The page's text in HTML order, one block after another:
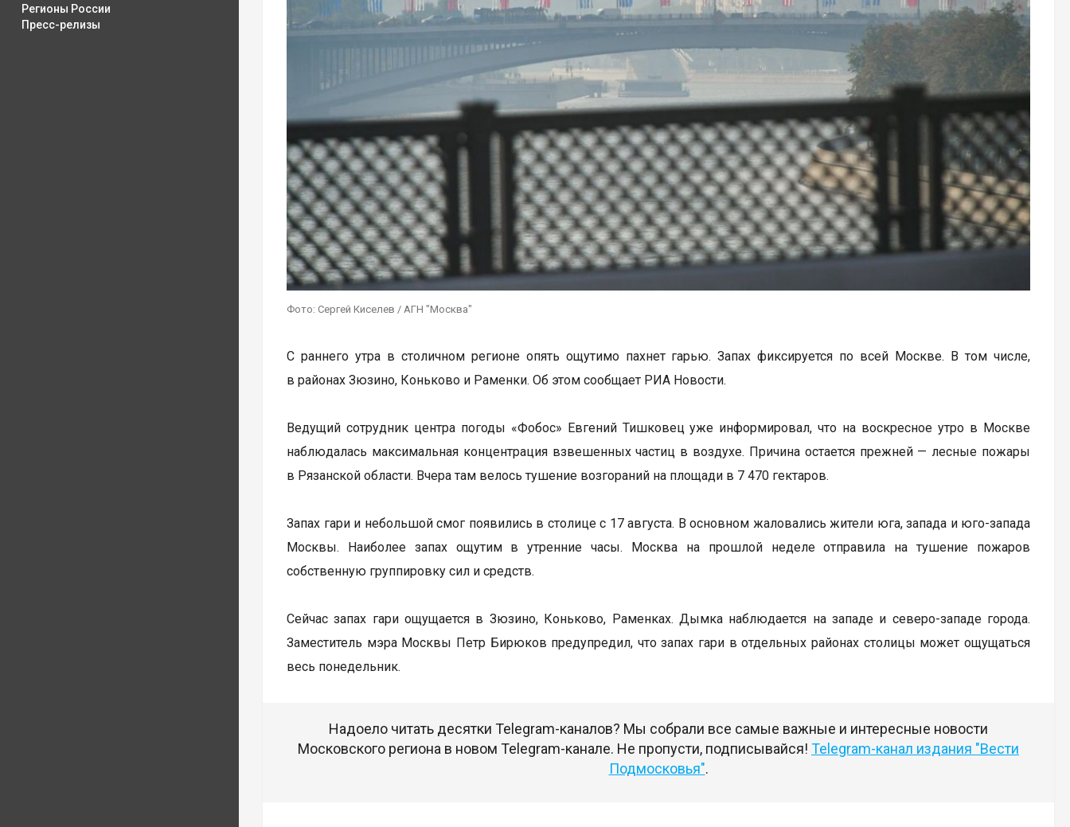
Регионы России
Пресс-релизы
Фото: Сергей Киселев / АГН "Москва"
С раннего утра в столичном регионе опять ощутимо пахнет гарью. Запах фиксируется по всей Москве. В том числе,
в районах Зюзино, Коньково и Раменки. Об этом сообщает РИА Новости.
Ведущий сотрудник центра погоды «Фобос» Евгений Тишковец уже информировал, что на воскресное утро в Москве
наблюдалась максимальная концентрация взвешенных частиц в воздухе. Причина остается прежней — лесные пожары
в Рязанской области. Вчера там велось тушение возгораний на площади в 7 470 гектаров.
Запах гари и небольшой смог появились в столице с 17 августа. В основном жаловались жители юга, запада и юго-запада
Москвы. Наиболее запах ощутим в утренние часы. Москва на прошлой неделе отправила на тушение пожаров
собственную группировку сил и средств.
Сейчас запах гари ощущается в Зюзино, Коньково, Раменках. Дымка наблюдается на западе и северо-западе города.
Заместитель мэра Москвы Петр Бирюков предупредил, что запах гари в отдельных районах столицы может ощущаться
весь понедельник.
Надоело читать десятки Telegram-каналов? Мы собрали все самые важные и интересные новости
Московского региона в новом Telegram-канале. Не пропусти, подписывайся! Telegram-канал издания "Вести
Подмосковья".